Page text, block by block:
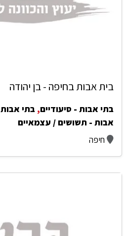
בית אבות בחיפה - בן יהודה
בתי אבות - סיעודיים, בתי
אבות - תשושים / עצמאיים
חיפה